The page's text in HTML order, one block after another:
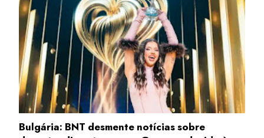
Bulgária: BNT desmente notícias sobre